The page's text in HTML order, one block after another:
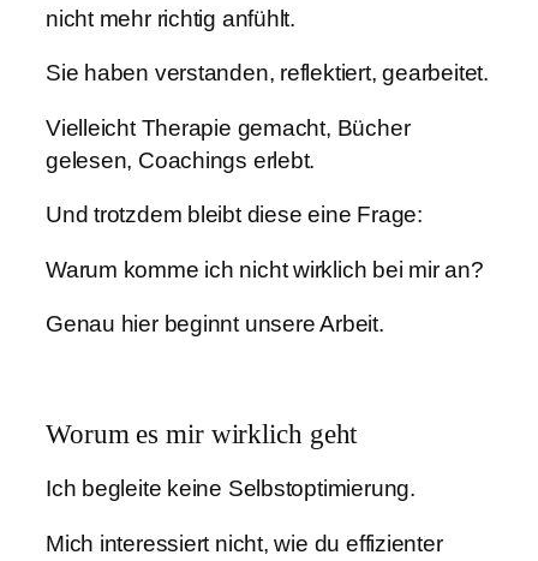
nicht mehr richtig anfühlt.
Sie haben verstanden, reflektiert, gearbeitet.
Vielleicht Therapie gemacht, Bücher
gelesen, Coachings erlebt.
Und trotzdem bleibt diese eine Frage:
Warum komme ich nicht wirklich bei mir an?
Genau hier beginnt unsere Arbeit.
Worum es mir wirklich geht
Ich begleite keine Selbstoptimierung.
Mich interessiert nicht, wie du effizienter